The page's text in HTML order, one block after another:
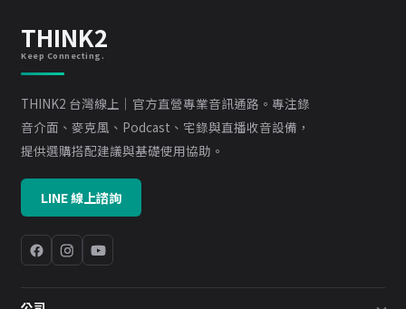
THINK2
Keep Connecting.
THINK2 台灣線上｜官方直營專業音訊通路。專注錄
音介面、麥克風、Podcast、宅錄與直播收音設備，
提供選購搭配建議與基礎使用協助。
LINE 線上諮詢